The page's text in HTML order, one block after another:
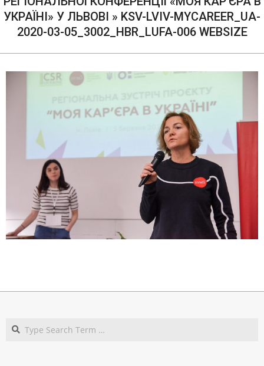
УКРАЇНІ» У ЛЬВОВІ » KSV-LVIV-MYCAREER_UA-
2020-03-05_3002_HBR_LUFA-006 WEBSIZE
03-